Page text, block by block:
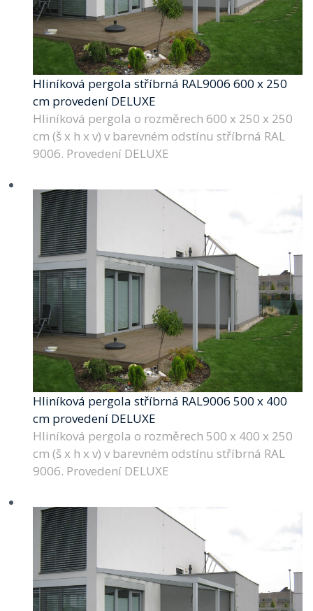
Hliníková pergola stříbrná RAL9006 600 x 250
cm provedení DELUXE
Hliníková pergola o rozměrech 600 x 250 x 250
cm (š x h x v) v barevném odstínu stříbrná RAL
9006. Provedení DELUXE
Hliníková pergola stříbrná RAL9006 500 x 400
cm provedení DELUXE
Hliníková pergola o rozměrech 500 x 400 x 250
cm (š x h x v) v barevném odstínu stříbrná RAL
9006. Provedení DELUXE